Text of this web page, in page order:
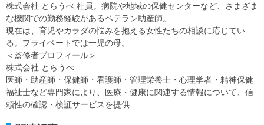
株式会社 とらうべ 社員。病院や地域の保健センターなど、さまざま
な機関での勤務経験があるベテラン助産師。
現在は、育児やカラダの悩みを抱える女性たちの相談に応じてい
る。プライベートでは一児の母。
＜監修者プロフィール＞
株式会社 とらうべ
医師・助産師・保健師・看護師・管理栄養士・心理学者・精神保健
福祉士など専門家により、医療・健康に関連する情報について、信
頼性の確認・検証サービスを提供